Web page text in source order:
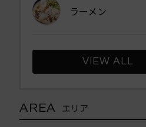
ラーメン
VIEW ALL
AREA エリア